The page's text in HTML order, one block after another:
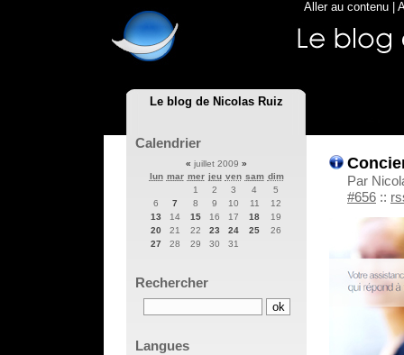
Le blog de Nicolas Ruiz
Aller au contenu
Par
#656 ::
Calendrier
« juillet 2009 »
lun mar mer jeu ven sam dim
1
2 3 4
5
6
7 8 9 10 11
12
13
14 15 16 17 18
19
20
21 22 23 24 25
26
27
28 29 30 31
Rechercher
Langues